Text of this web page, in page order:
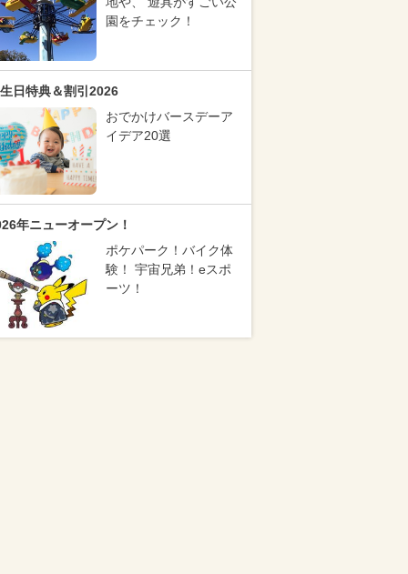
園をチェック！
日特典＆割引2026
おでかけバースデーア
イデア20選
年ニューオープン！
ポケパーク！バイク体
験！ 宇宙兄弟！eスポ
ーツ！